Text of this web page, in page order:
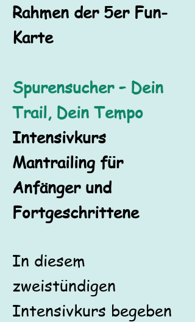
Rahmen der 5er Fun-
Karte
Spurensucher – Dein
Trail, Dein Tempo
Intensivkurs
Mantrailing für
Anfänger und
Fortgeschrittene
In diesem
zweistündigen
Intensivkurs begeben